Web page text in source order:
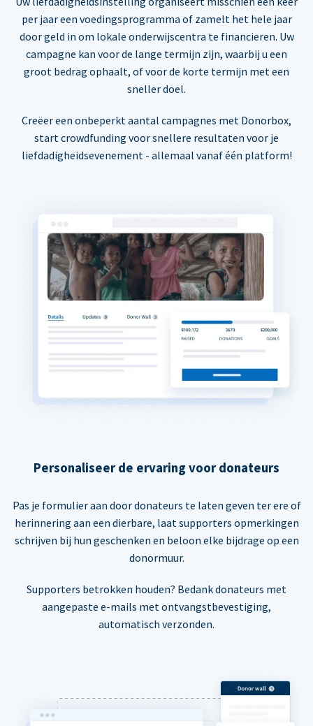
per jaar een voedingsprogramma of zamelt het hele jaar
door geld in om lokale onderwijscentra te financieren. Uw
campagne kan voor de lange termijn zijn, waarbij u een
groot bedrag ophaalt, of voor de korte termijn met een
sneller doel.
Creëer een onbeperkt aantal campagnes met Donorbox,
start crowdfunding voor snellere resultaten voor je
liefdadigheidsevenement - allemaal vanaf één platform!
Personaliseer de ervaring voor donateurs
Pas je formulier aan door donateurs te laten geven ter ere of
herinnering aan een dierbare, laat supporters opmerkingen
schrijven bij hun geschenken en beloon elke bijdrage op een
donormuur.
Supporters betrokken houden? Bedank donateurs met
aangepaste e-mails met ontvangstbevestiging,
automatisch verzonden.